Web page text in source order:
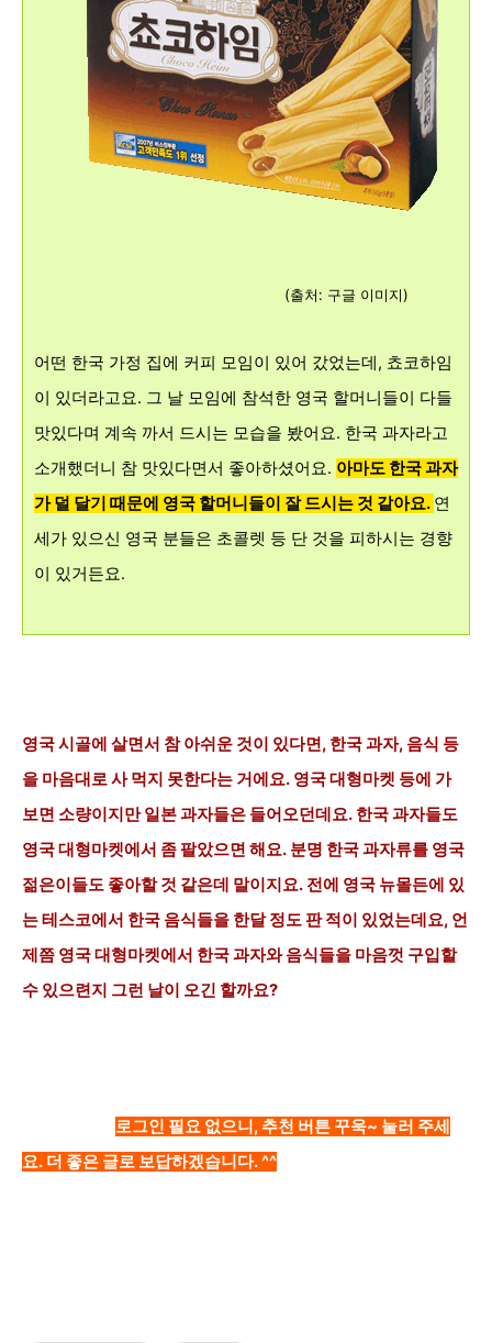
(출처: 구글 이미지)
어떤 한국 가정 집에 커피 모임이 있어 갔었는데, 쵸코하임
이 있더라고요. 그 날 모임에 참석한 영국 할머니들이 다들
맛있다며 계속 까서 드시는 모습을 봤어요. 한국 과자라고
소개했더니 참 맛있다면서 좋아하셨어요. 아마도 한국 과자
가 덜 달기 때문에 영국 할머니들이 잘 드시는 것 같아요. 연
세가 있으신 영국 분들은 초콜렛 등 단 것을 피하시는 경향
이 있거든요.
영국 시골에 살면서 참 아쉬운 것이 있다면, 한국 과자, 음식 등
을 마음대로 사 먹지 못한다는 거에요. 영국 대형마켓 등에 가
보면 소량이지만 일본 과자들은 들어오던데요. 한국 과자들도
영국 대형마켓에서 좀 팔았으면 해요. 분명 한국 과자류를 영국
젊은이들도 좋아할 것 같은데 말이지요. 전에 영국 뉴몰든에 있
는 테스코에서 한국 음식들을 한달 정도 판 적이 있었는데요, 언
제쯤 영국 대형마켓에서 한국 과자와 음식들을 마음껏 구입할
수 있으련지 그런 날이 오긴 할까요?
로그인 필요 없으니, 추천 버튼 꾸욱~ 눌러 주세
요. 더 좋은 글로 보답하겠습니다. ^^